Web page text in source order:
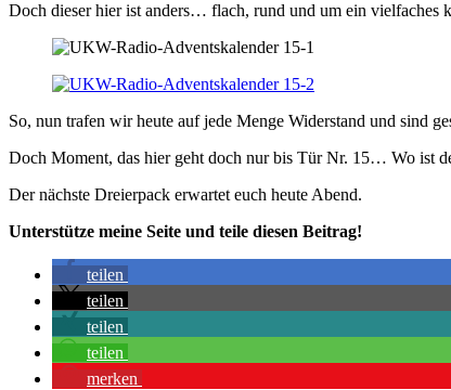
Doch dieser hier ist anders… flach, rund und um ein vielfaches
So, nun trafen wir heute auf jede Menge Widerstand und sind
Doch Moment, das hier geht doch nur bis Tür Nr. 15… Wo ist
Der nächste Dreierpack erwartet euch heute Abend.
Unterstütze meine Seite und teile diesen Beitrag!
teilen
teilen
teilen
teilen
merken